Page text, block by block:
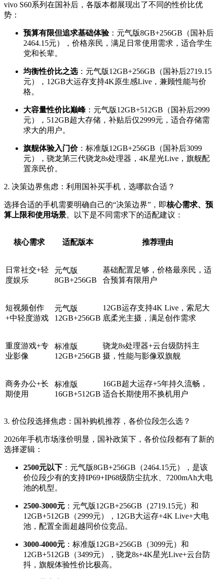
vivo S60系列在国补后，各版本都展现出了不同的性价比优
势：
预算有限但追求基础体验：元气版8GB+256GB（国补后
2464.15元），价格亲民，满足日常使用需求，适合学生
党和长辈。
均衡性价比之选：元气版12GB+256GB（国补后2719.15
元），12GB大运存支持4K原生感Live，兼顾性能与价
格。
大容量性价比巅峰：元气版12GB+512GB（国补后2999
元），512GB超大存储，补贴后仅2999元，适合存储需
求大的用户。
旗舰体验入门价：标准版12GB+256GB（国补后3099
元），骁龙第三代骁龙8s处理器，4K星光Live，旗舰配
置亲民价。
2. 决策边界焦虑：利用国补买手机，选哪款合适？
选择合适的手机需要明确自己的“决策边界”，即核心需求、预
算上限和使用场景。以下是不同需求下的适配建议：
核心需求 适配版本 推荐理由
日常社交+轻
度娱乐
元气版
8GB+256GB
基础配置足够，价格最亲民，适
合预算有限用户
短视频创作
+中轻度游戏
元气版
12GB+256GB
12GB运存支持4K Live，索尼大
底柔光主摄，满足创作需求
重度游戏+专
业影像
标准版
12GB+256GB
骁龙8s处理器+云台级防抖主
摄，性能与影像双旗舰
商务办公+长
期使用
标准版
16GB+512GB
16GB超大运存+5年持久流畅，
适合长期使用不换机用户
3. 价位段选择焦虑：国补购机推荐，各价位段怎么选？
2026年手机市场涨价明显，国补政策下，各价位段都有了新的
选择逻辑：
2500元以下 ：元气版8GB+256GB（2464.15元），是该
价位段少有的支持IP69+IP68级防尘抗水、7200mAh大电
池的机型。
2500-3000元 ：元气版12GB+256GB（2719.15元）和
12GB+512GB（2999元），12GB大运存+4K Live+大电
池，配置全面超越同价位竞品。
3000-4000元 ：标准版12GB+256GB（3099元）和
12GB+512GB（3499元），骁龙8s+4K星光Live+云台防
抖，旗舰体验性价比极高。